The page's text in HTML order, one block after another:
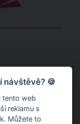
návštěvě? 🍪
tento web
reklamu s
Můžete to